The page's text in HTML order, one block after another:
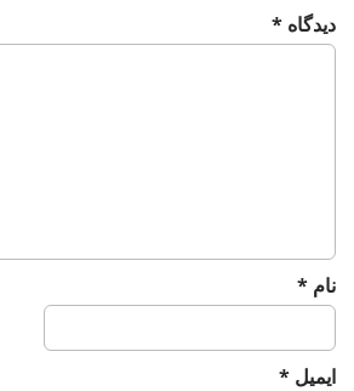
دیدگاه *
نام *
ایمیل *